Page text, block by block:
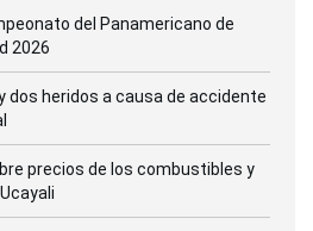
del Panamericano de
2026
dos heridos a causa de accidente
precios de los combustibles y